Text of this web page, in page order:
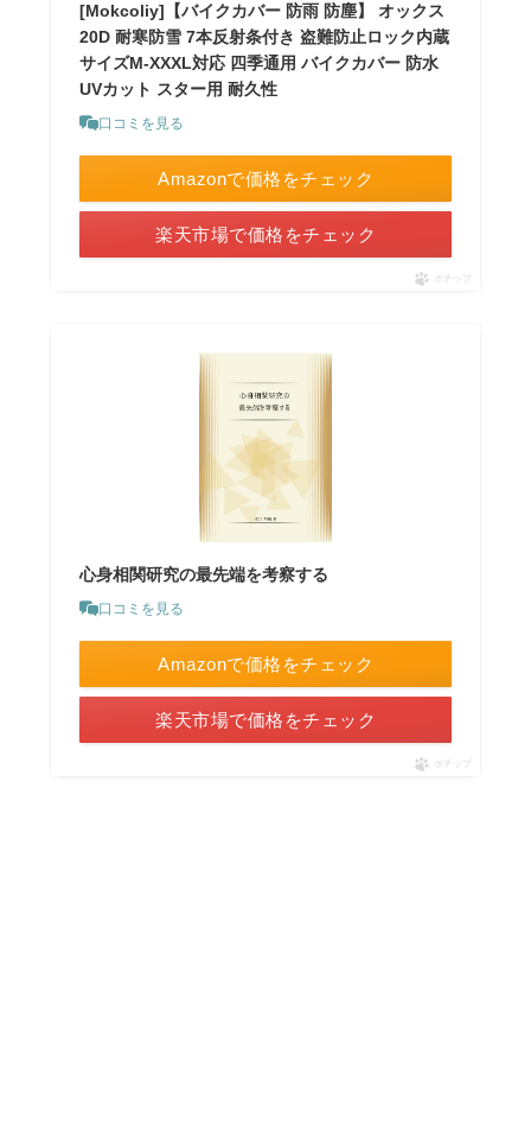
[Mokcoliy]【バイクカバー 防雨 防塵】 オックス
20D 耐寒防雪 7本反射条付き 盗難防止ロック内蔵
サイズM-XXXL対応 四季通用 バイクカバー 防水
UVカット スター用 耐久性
口コミを見る
Amazonで価格をチェック
楽天市場で価格をチェック
ポチップ
心身相関研究の最先端を考察する
口コミを見る
Amazonで価格をチェック
楽天市場で価格をチェック
ポチップ